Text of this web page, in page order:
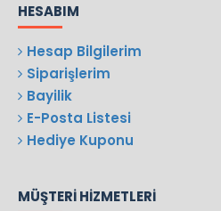
HESABIM
Hesap Bilgilerim
Siparişlerim
Bayilik
E-Posta Listesi
Hediye Kuponu
MÜŞTERI HIZMETLERI